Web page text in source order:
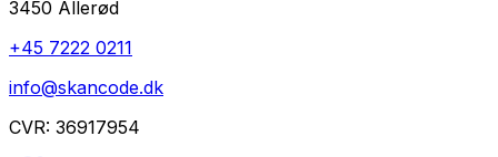
3450 Allerød
+45 7222 0211
info@skancode.dk
CVR: 36917954